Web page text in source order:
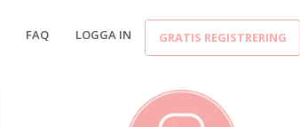
FAQ LOGGA IN GRATIS REGISTRERING